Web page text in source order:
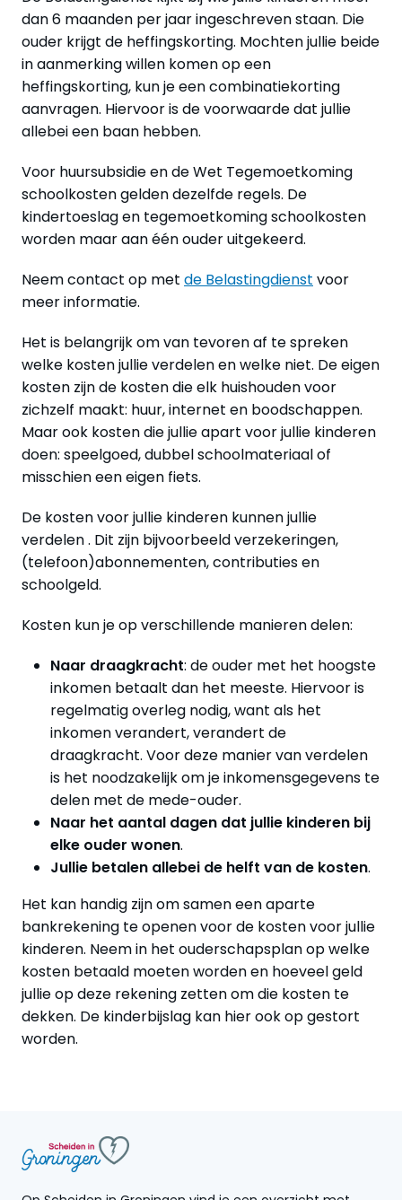
dan 6 maanden per jaar ingeschreven staan. Die
ouder krijgt de heffingskorting. Mochten jullie beide
in aanmerking willen komen op een
heffingskorting, kun je een combinatiekorting
aanvragen. Hiervoor is de voorwaarde dat jullie
allebei een baan hebben.
Voor huursubsidie en de Wet Tegemoetkoming
schoolkosten gelden dezelfde regels. De
kindertoeslag en tegemoetkoming schoolkosten
worden maar aan één ouder uitgekeerd.
Neem contact op met de Belastingdienst voor
meer informatie.
Het is belangrijk om van tevoren af te spreken
welke kosten jullie verdelen en welke niet. De eigen
kosten zijn de kosten die elk huishouden voor
zichzelf maakt: huur, internet en boodschappen.
Maar ook kosten die jullie apart voor jullie kinderen
doen: speelgoed, dubbel schoolmateriaal of
misschien een eigen fiets.
De kosten voor jullie kinderen kunnen jullie
verdelen . Dit zijn bijvoorbeeld verzekeringen,
(telefoon)abonnementen, contributies en
schoolgeld.
Kosten kun je op verschillende manieren delen:
Naar draagkracht: de ouder met het hoogste
inkomen betaalt dan het meeste. Hiervoor is
regelmatig overleg nodig, want als het
inkomen verandert, verandert de
draagkracht. Voor deze manier van verdelen
is het noodzakelijk om je inkomensgegevens te
delen met de mede-ouder.
Naar het aantal dagen dat jullie kinderen bij
elke ouder wonen.
Jullie betalen allebei de helft van de kosten.
Het kan handig zijn om samen een aparte
bankrekening te openen voor de kosten voor jullie
kinderen. Neem in het ouderschapsplan op welke
kosten betaald moeten worden en hoeveel geld
jullie op deze rekening zetten om die kosten te
dekken. De kinderbijslag kan hier ook op gestort
worden.